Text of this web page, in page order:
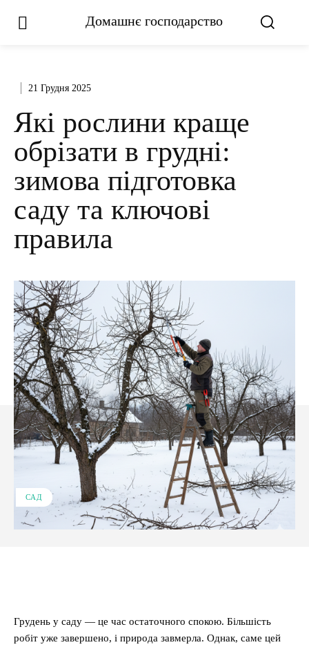
Домашнє господарство
21 Грудня 2025
Які рослини краще
обрізати в грудні:
зимова підготовка
саду та ключові
правила
САД
Грудень у саду — це час остаточного спокою. Більшість
робіт уже завершено, і природа завмерла. Однак, саме цей